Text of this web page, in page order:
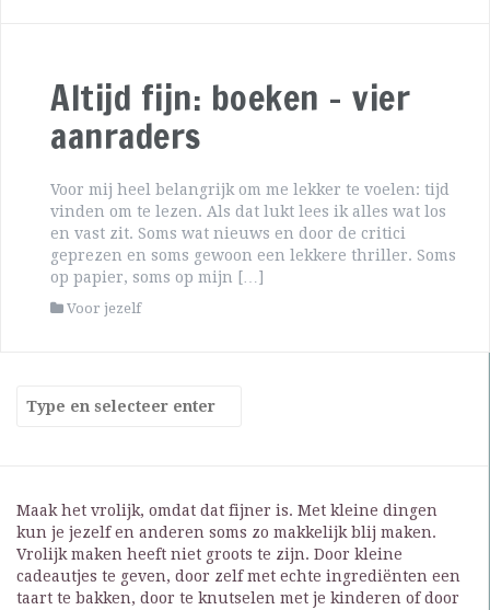
Altijd fijn: boeken – vier
aanraders
Voor mij heel belangrijk om me lekker te voelen: tijd
vinden om te lezen. Als dat lukt lees ik alles wat los
en vast zit. Soms wat nieuws en door de critici
geprezen en soms gewoon een lekkere thriller. Soms
op papier, soms op mijn […]
Voor jezelf
Maak het vrolijk, omdat dat fijner is. Met kleine dingen
kun je jezelf en anderen soms zo makkelijk blij maken.
Vrolijk maken heeft niet groots te zijn. Door kleine
cadeautjes te geven, door zelf met echte ingrediënten een
taart te bakken, door te knutselen met je kinderen of door